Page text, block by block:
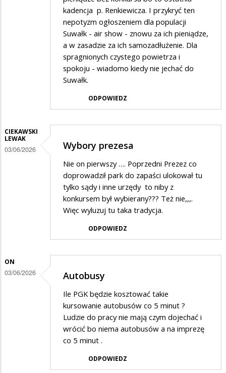
kadencja p. Renkiewicza. I przykryć ten
nepotyzm ogłoszeniem dla populacji
Suwałk - air show - znowu za ich pieniądze,
a w zasadzie za ich samozadłużenie. Dla
spragnionych czystego powietrza i
spokoju - wiadomo kiedy nie jechać do
Suwałk.
ODPOWIEDZ
CIEKAWSKI
LEWAK
03/06/2026 Wybory prezesa
Nie on pierwszy …. Poprzedni Prezez co
doprowadził park do zapaści ulokował tu
tylko sądy i inne urzędy to niby z
konkursem był wybierany??? Też nie,,,.
Więc wyluzuj tu taka tradycja.
ODPOWIEDZ
ON
03/06/2026 Autobusy
Ile PGK będzie kosztować takie
kursowanie autobusów co 5 minut ?
Ludzie do pracy nie mają czym dojechać i
wrócić bo niema autobusów a na imprezę
co 5 minut .
ODPOWIEDZ